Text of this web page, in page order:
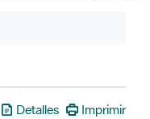
Detalles Imprimir